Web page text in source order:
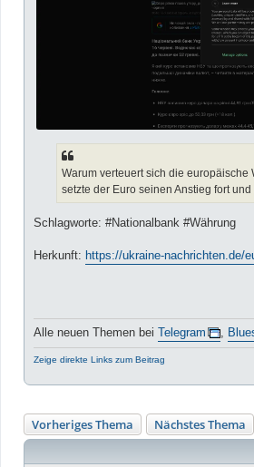
Warum verteuert sich die
setzte der Euro seinen Anstieg fort
Schlagworte: #Nationalbank #Währung
Herkunft: https://ukraine-nachrichten.de/
Alle neuen Themen bei Telegram
Zeige direkte Links zum Beitrag
Vorheriges Thema Nächstes Thema